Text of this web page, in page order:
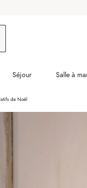
Séjour Salle à
de Noël